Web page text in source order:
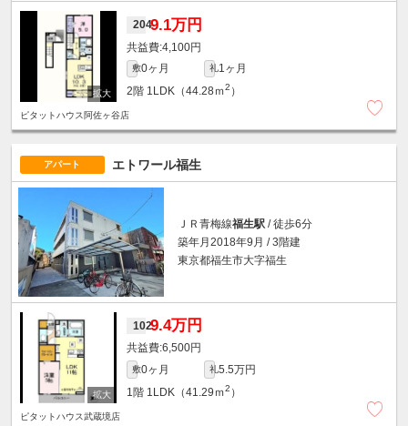
2049.1万円
4,100円
敷0ヶ月 礼1ヶ月
2階 1LDK（44.28ｍ2 ）
ピタットハウス阿佐ヶ谷店
アパート エトワール福生
ＪＲ青梅線福生駅 / 徒歩6分
築年月2018年9月 / 3階建
東京都福生市大字福生
1029.4万円
6,500円
敷0ヶ月 礼5.5万円
1階 1LDK（41.29ｍ2 ）
ピタットハウス武蔵境店